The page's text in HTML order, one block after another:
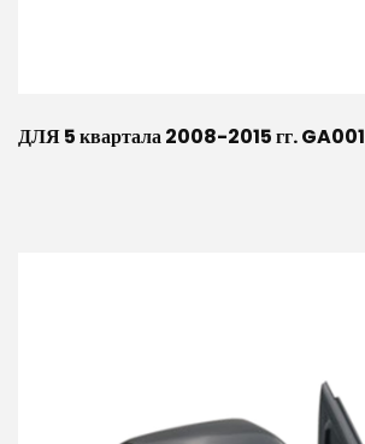
ДЛЯ 5 квартала 2008-2015 гг. GA001